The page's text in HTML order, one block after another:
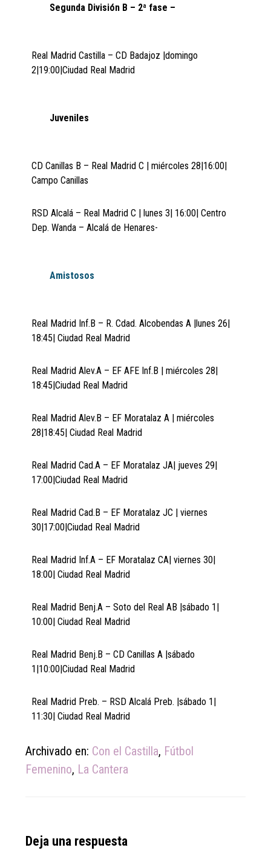
Segunda División B – 2ª fase –
Real Madrid Castilla – CD Badajoz |domingo
2|19:00|Ciudad Real Madrid
Juveniles
CD Canillas B – Real Madrid C | miércoles 28|16:00|
Campo Canillas
RSD Alcalá – Real Madrid C | lunes 3| 16:00| Centro
Dep. Wanda – Alcalá de Henares-
Amistosos
Real Madrid Inf.B – R. Cdad. Alcobendas A |lunes 26|
18:45| Ciudad Real Madrid
Real Madrid Alev.A – EF AFE Inf.B | miércoles 28|
18:45|Ciudad Real Madrid
Real Madrid Alev.B – EF Moratalaz A | miércoles
28|18:45| Ciudad Real Madrid
Real Madrid Cad.A – EF Moratalaz JA| jueves 29|
17:00|Ciudad Real Madrid
Real Madrid Cad.B – EF Moratalaz JC | viernes
30|17:00|Ciudad Real Madrid
Real Madrid Inf.A – EF Moratalaz CA| viernes 30|
18:00| Ciudad Real Madrid
Real Madrid Benj.A – Soto del Real AB |sábado 1|
10:00| Ciudad Real Madrid
Real Madrid Benj.B – CD Canillas A |sábado
1|10:00|Ciudad Real Madrid
Real Madrid Preb. – RSD Alcalá Preb. |sábado 1|
11:30| Ciudad Real Madrid
Archivado en: Con el Castilla, Fútbol
Femenino, La Cantera
Reader
Deja una respuesta